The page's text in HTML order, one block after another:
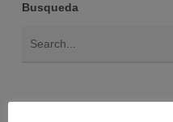
Busqueda